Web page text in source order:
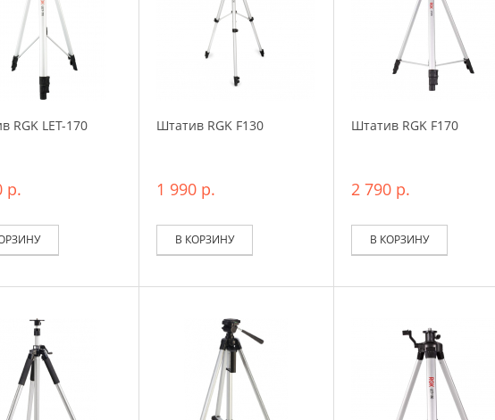
RGK LET-170
р.
Штатив RGK F130
1 990 р.
В КОРЗИНУ
Штатив RGK F170
2 790 р.
В КОРЗИНУ